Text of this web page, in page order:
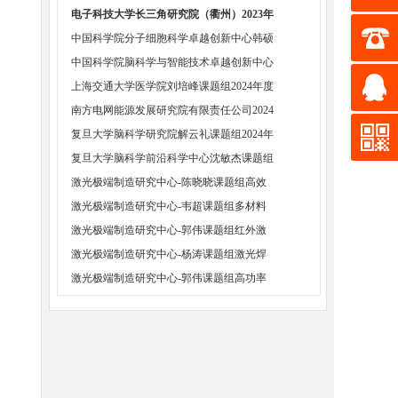
电子科技大学长三角研究院（衢州）2023年
中国科学院分子细胞科学卓越创新中心韩硕
中国科学院脑科学与智能技术卓越创新中心
上海交通大学医学院刘培峰课题组2024年度
南方电网能源发展研究院有限责任公司2024
复旦大学脑科学研究院解云礼课题组2024年
复旦大学脑科学前沿科学中心沈敏杰课题组
激光极端制造研究中心-陈晓晓课题组高效
激光极端制造研究中心-韦超课题组多材料
激光极端制造研究中心-郭伟课题组红外激
激光极端制造研究中心-杨涛课题组激光焊
激光极端制造研究中心-郭伟课题组高功率